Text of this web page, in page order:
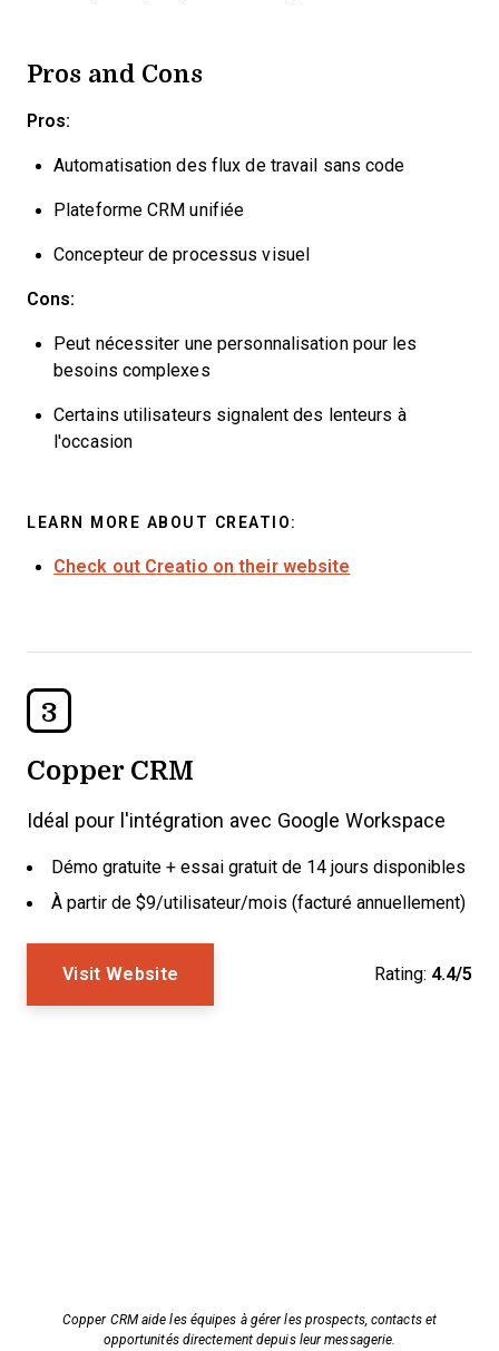
Pros and Cons
Pros:
Automatisation des flux de travail sans code
Plateforme CRM unifiée
Concepteur de processus visuel
Cons:
Peut nécessiter une personnalisation pour les
besoins complexes
Certains utilisateurs signalent des lenteurs à
l'occasion
LEARN MORE ABOUT CREATIO:
Check out Creatio on their website
3
Copper CRM
Idéal pour l'intégration avec Google Workspace
Démo gratuite + essai gratuit de 14 jours disponibles
À partir de $9/utilisateur/mois (facturé annuellement)
Visit Website Rating: 4.4/5
Copper CRM aide les équipes à gérer les prospects, contacts et
opportunités directement depuis leur messagerie.